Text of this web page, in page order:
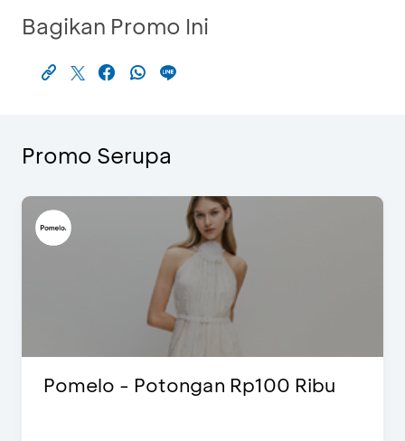
Bagikan Promo Ini
Promo Serupa
Pomelo - Potongan Rp100 Ribu